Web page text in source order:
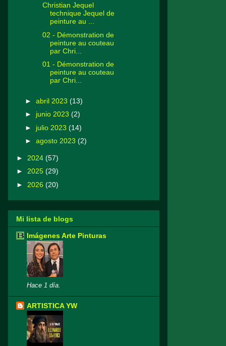
Christian Jequel
technique Jequel de
peinture au ...
02 - Démonstration de
peinture au couteau
par Chri...
01 - Démonstration de
peinture au couteau
par Chri...
► abril 2023 (13)
► junio 2023 (2)
► julio 2023 (14)
► agosto 2023 (2)
► 2024 (57)
► 2025 (29)
► 2026 (20)
Mi lista de blogs
Imágenes Arte Pinturas
Hace 1 día.
ARTISTICA YW